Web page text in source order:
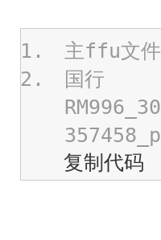
主ffu文
国行
复制代码